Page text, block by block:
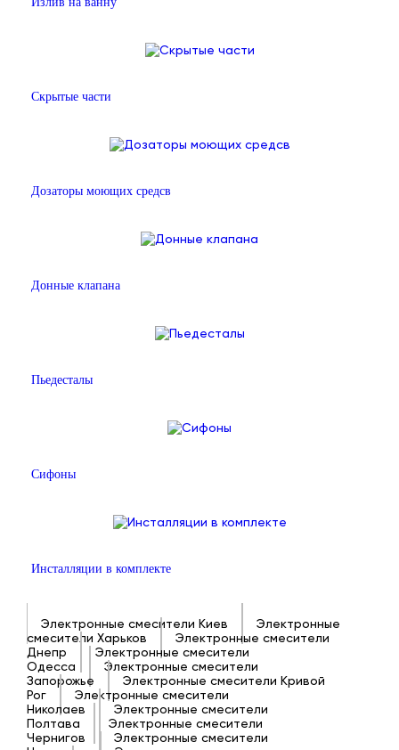
Скрытые части
Дозаторы моющих средсв
Донные клапана
Пьедесталы
Сифоны
Инсталляции в комплекте
Электронные смесители Киев
Электронные
смесители Харьков
Электронные смесители
Днепр
Электронные смесители
Одесса
Электронные смесители
Запорожье
Электронные смесители Кривой
Рог
Электронные смесители
Николаев
Электронные смесители
Полтава
Электронные смесители
Чернигов
Электронные смесители